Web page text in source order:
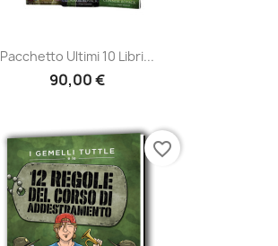
Pacchetto Ultimi 10 Libri...
90,00 €
favorite_border